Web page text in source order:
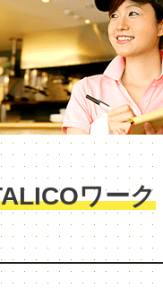
ワーク